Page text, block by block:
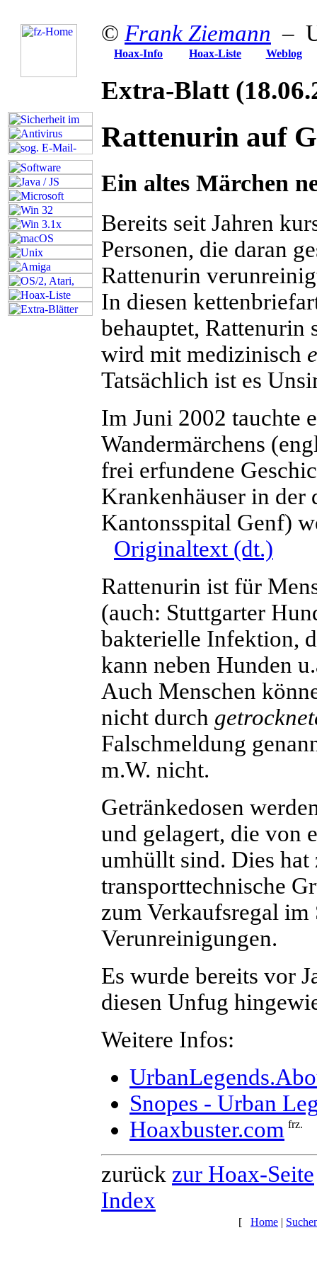
© Frank Ziemann –
Hoax-Info Hoax-Liste Weblog
Extra-Blatt
Rattenurin auf
Ein altes Märchen
Bereits seit Jahren
Personen, die daran
Rattenurin
In diesen
behauptet,
wird mit medizinisch
Tatsächlich ist es
Im Juni 2002 tauchte
Wandermärchens
frei erfundene
Krankenhäuser in der
Kantonsspital Genf)
Originaltext (dt.)
Rattenurin ist für
(auch: Stuttgarter
bakterielle Infektion,
kann neben Hunden
Auch Menschen
nicht durch
Falschmeldung
m.W. nicht.
Getränkedosen
und gelagert, die von
umhüllt sind. Dies
transporttechnische
zum Verkaufsregal
Verunreinigungen.
Es wurde bereits vor
diesen Unfug
Weitere Infos:
Snopes - Urban
Hoaxbuster.com
zurück zur Hoax-Seite
Index
[ Home |